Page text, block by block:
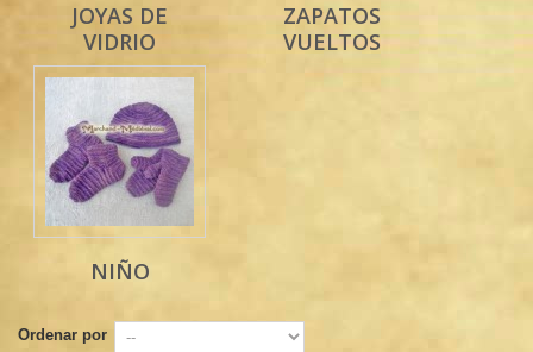
JOYAS DE
VIDRIO
ZAPATOS
VUELTOS
NIÑO
Ordenar por